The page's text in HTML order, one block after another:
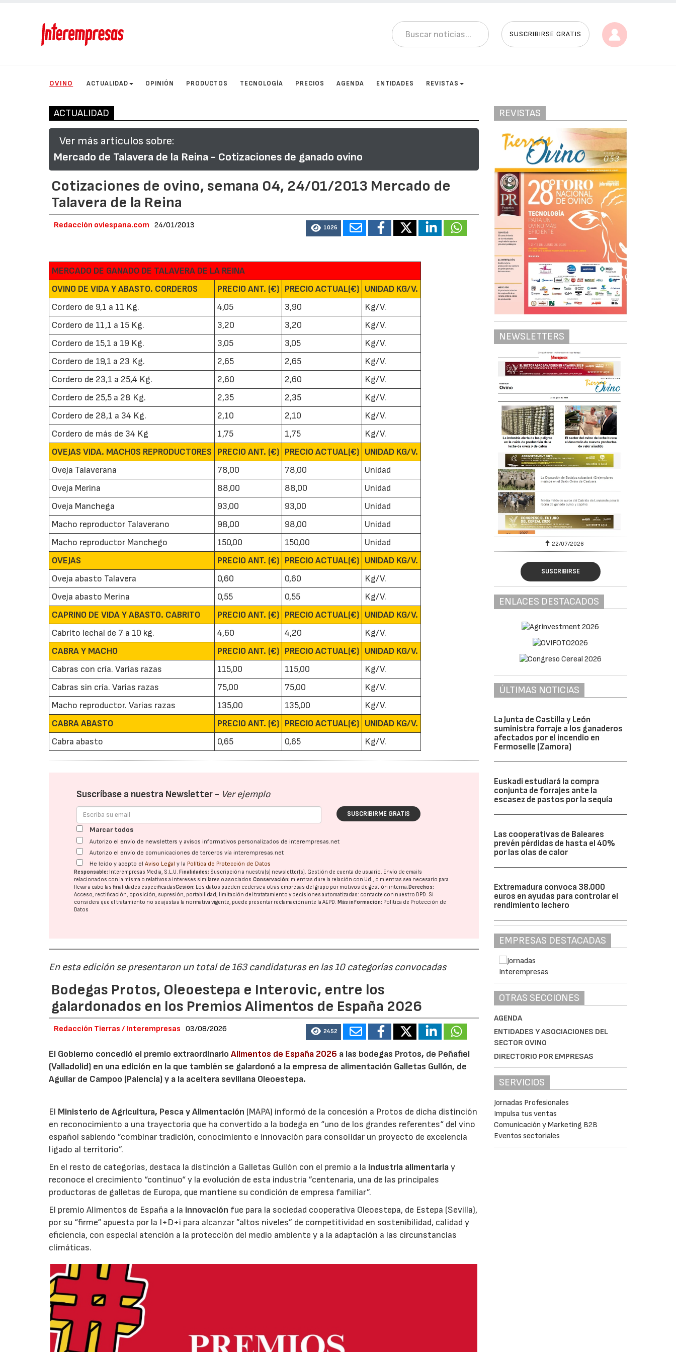
SUSCRIBIRSE GRATIS
OVINO ACTUALIDAD OPINIÓN PRODUCTOS TECNOLOGÍA PRECIOS AGENDA ENTIDADES REVISTAS
ACTUALIDAD
Ver más artículos sobre:
Mercado de Talavera de la Reina - Cotizaciones de ganado ovino
Cotizaciones de ovino, semana 04, 24/01/2013 Mercado de
Talavera de la Reina
Redacción oviespana.com 24/01/2013 1026
MERCADO DE GANADO DE TALAVERA DE LA REINA
OVINO DE VIDA Y ABASTO. CORDEROS
PRECIO ANT. (€) PRECIO ACTUAL(€) UNIDAD KG/V.
Cordero de 9,1 a 11 Kg.
4,05 3,90
Kg/V.
Cordero de 11,1 a 15 Kg.
3,20 3,20
Kg/V.
Cordero de 15,1 a 19 Kg.
3,05 3,05
Kg/V.
Cordero de 19,1 a 23 Kg.
2,65 2,65
Kg/V.
Cordero de 23,1 a 25,4 Kg.
2,60 2,60
Kg/V.
Cordero de 25,5 a 28 Kg.
2,35 2,35
Kg/V.
Cordero de 28,1 a 34 Kg.
2,10 2,10
Kg/V.
Cordero de más de 34 Kg
1,75 1,75
Kg/V.
OVEJAS VIDA. MACHOS REPRODUCTORES
PRECIO ANT. (€) PRECIO ACTUAL(€) UNIDAD KG/V.
Oveja Talaverana
78,00 78,00
Unidad
Oveja Merina
88,00 88,00
Unidad
Oveja Manchega
93,00 93,00
Unidad
Macho reproductor Talaverano
98,00 98,00
Unidad
Macho reproductor Manchego
150,00 150,00
Unidad
OVEJAS
PRECIO ANT. (€) PRECIO ACTUAL(€) UNIDAD KG/V.
Oveja abasto Talavera
0,60 0,60
Kg/V.
Oveja abasto Merina
0,55 0,55
Kg/V.
CAPRINO DE VIDA Y ABASTO. CABRITO
PRECIO ANT. (€) PRECIO ACTUAL(€) UNIDAD KG/V.
Cabrito lechal de 7 a 10 kg.
4,60 4,20
Kg/V.
CABRA Y MACHO
PRECIO ANT. (€) PRECIO ACTUAL(€) UNIDAD KG/V.
Cabras con cría. Varias razas
115,00 115,00
Kg/V.
Cabras sin cría. Varias razas
75,00 75,00
Kg/V.
Macho reproductor. Varias razas
135,00 135,00
Kg/V.
CABRA ABASTO
PRECIO ANT. (€) PRECIO ACTUAL(€) UNIDAD KG/V.
Cabra abasto
0,65 0,65 Kg/V.
Suscríbase a nuestra Newsletter - Ver ejemplo
SUSCRIBIRME GRATIS
Marcar todos
Autorizo el envío de newsletters y avisos informativos personalizados de interempresas.net
Autorizo el envío de comunicaciones de terceros vía interempresas.net
He leído y acepto elAviso Legal y la Política de Protección de Datos
Responsable: Interempresas Media, S.L.U.Finalidades: Suscripción a nuestra(s) newsletter(s). Gestión de cuenta de usuario. Envío de emails
relacionados con la misma o relativos a intereses similares o asociados.Conservación: mientras dure la relación con Ud., o mientras sea necesario para
llevar a cabo las finalidades especificadasCesión: Los datos pueden cederse a otras empresas del grupo por motivos de gestión interna.Derechos:
Acceso, rectificación, oposición, supresión, portabilidad, limitación del tratatamiento y decisiones automatizadas: contacte con nuestro DPD. Si
considera que el tratamiento no se ajusta a la normativa vigente, puede presentar reclamación ante laAEPD.Más información: Política de Protección de
Datos
En esta edición se presentaron un total de 163 candidaturas en las 10 categorías convocadas
Bodegas Protos, Oleoestepa e Interovic, entre los
galardonados en los Premios Alimentos de España 2026
Redacción Tierras / Interempresas 03/08/2026 2452
El Gobierno concedió el premio extraordinarioAlimentos de España 2026 a las bodegas Protos, de Peñafiel
(Valladolid) en una edición en la que también se galardonó a la empresa de alimentación Galletas Gullón, de
Aguilar de Campoo (Palencia) y a la aceitera sevillana Oleoestepa.
El Ministerio de Agricultura, Pesca y Alimentación (MAPA) informó de la concesión a Protos de dicha distinción
en reconocimiento a una trayectoria que ha convertido a la bodega en “uno de los grandes referentes“ del vino
español sabiendo ”combinar tradición, conocimiento e innovación para consolidar un proyecto de excelencia
ligado al territorio”.
En el resto de categorías, destaca la distinción a Galletas Gullón con el premio a la industria alimentariay
reconoce el crecimiento “continuo“ y la evolución de esta industria ”centenaria, una de las principales
productoras de galletas de Europa, que mantiene su condición de empresa familiar”.
El premio Alimentos de España a la innovación fue para la sociedad cooperativa Oleoestepa, de Estepa (Sevilla),
por su “firme“ apuesta por la I+D+i para alcanzar ”altos niveles” de competitividad en sostenibilidad, calidad y
eficiencia, con especial atención a la protección del medio ambiente y a la adaptación a las circunstancias
climáticas.
REVISTAS
NEWSLETTERS
22/07/2026 22/07/2026
SUSCRIBIRSE
ENLACES DESTACADOS
ÚLTIMAS NOTICIAS
La Junta de Castilla y León
suministra forraje a los ganaderos
afectados por el incendio en
Fermoselle (Zamora)
Euskadi estudiará la compra
conjunta de forrajes ante la
escasez de pastos por la sequía
Las cooperativas de Baleares
prevén pérdidas de hasta el 40%
por las olas de calor
Extremadura convoca 38.000
euros en ayudas para controlar el
rendimiento lechero
EMPRESAS DESTACADAS
OTRAS SECCIONES
AGENDA
ENTIDADES Y ASOCIACIONES DEL
SECTOR OVINO
DIRECTORIO POR EMPRESAS
SERVICIOS
Jornadas Profesionales
Impulsa tus ventas
Comunicación y Marketing B2B
Eventos sectoriales